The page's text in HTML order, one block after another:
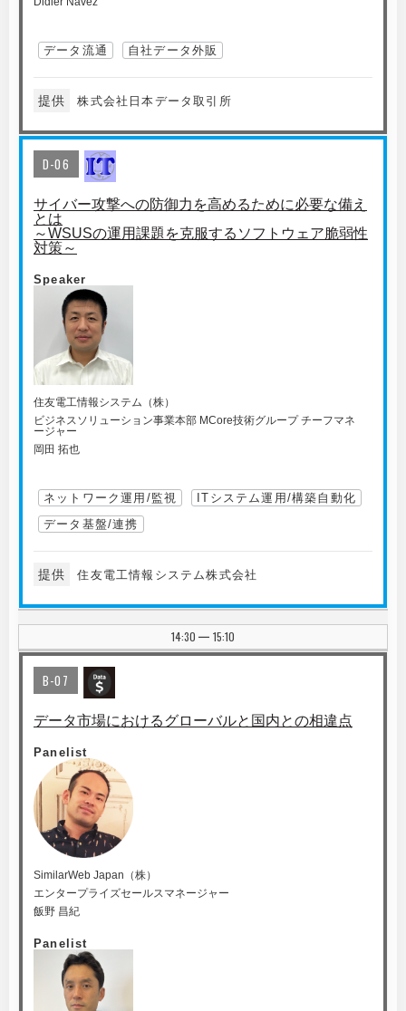
データ流通 自社データ外販
提供 株式会社日本データ取引所
D-06
サイバー攻撃への防御力を高めるために必要な備え
とは
～WSUSの運用課題を克服するソフトウェア脆弱性
対策～
Speaker
住友電工情報システム（株）
ビジネスソリューション事業本部 MCore技術グループ チーフマネ
ージャー
岡田 拓也
ネットワーク運用/監視
ITシステム運用/構築自動化
データ基盤/連携
提供 住友電工情報システム株式会社
14:30 | 15:10
B-07
データ市場におけるグローバルと国内との相違点
Panelist
SimilarWeb Japan（株）
エンタープライズセールスマネージャー
飯野 昌紀
Panelist